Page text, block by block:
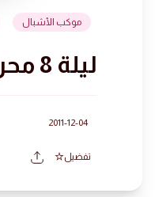
موكب الأشبال
ليلة 8 محرم 1433 هجرية
2011-12-04
تفضيل